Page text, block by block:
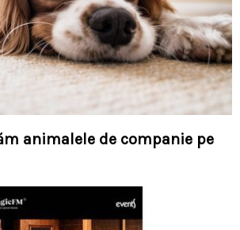
animalele de companie pe